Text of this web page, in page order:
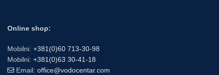
Online shop:
Mobilni: +381(0)60 713-30-98
Mobilni: +381(0)63 30-41-18
Email: office@vodocentar.com